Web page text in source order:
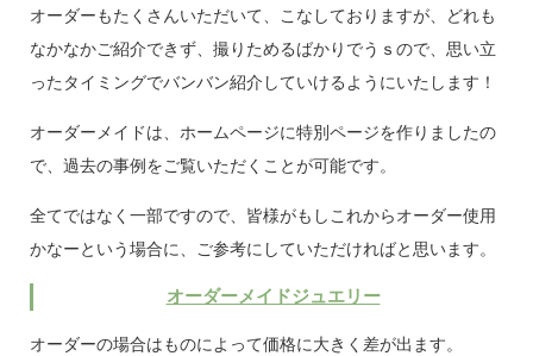
オーダーもたくさんいただいて、こなしておりますが、どれも
なかなかご紹介できず、撮りためるばかりでうｓので、思い立
ったタイミングでバンバン紹介していけるようにいたします！
オーダーメイドは、ホームページに特別ページを作りましたの
で、過去の事例をご覧いただくことが可能です。
全てではなく一部ですので、皆様がもしこれからオーダー使用
かなーという場合に、ご参考にしていただければと思います。
オーダーメイドジュエリー
オーダーの場合はものによって価格に大きく差が出ます。